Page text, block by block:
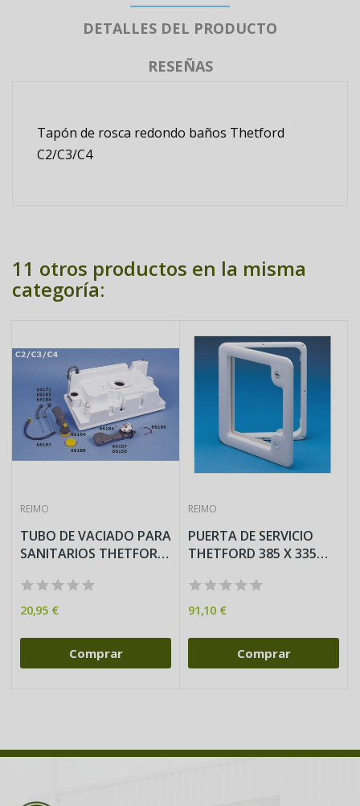
DETALLES DEL PRODUCTO
RESEÑAS
Tapón de rosca redondo baños Thetford
C2/C3/C4
11 otros productos en la misma
categoría:
REIMO
TUBO DE VACIADO PARA
SANITARIOS THETFORT
20,95 €
Comprar
REIMO
PUERTA DE SERVICIO
THETFORD 385 X 335
91,10 €
Comprar